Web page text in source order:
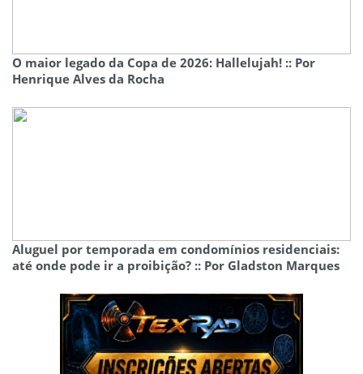
O maior legado da Copa de 2026: Hallelujah! :: Por
Henrique Alves da Rocha
Aluguel por temporada em condomínios residenciais:
até onde pode ir a proibição? :: Por Gladston Marques